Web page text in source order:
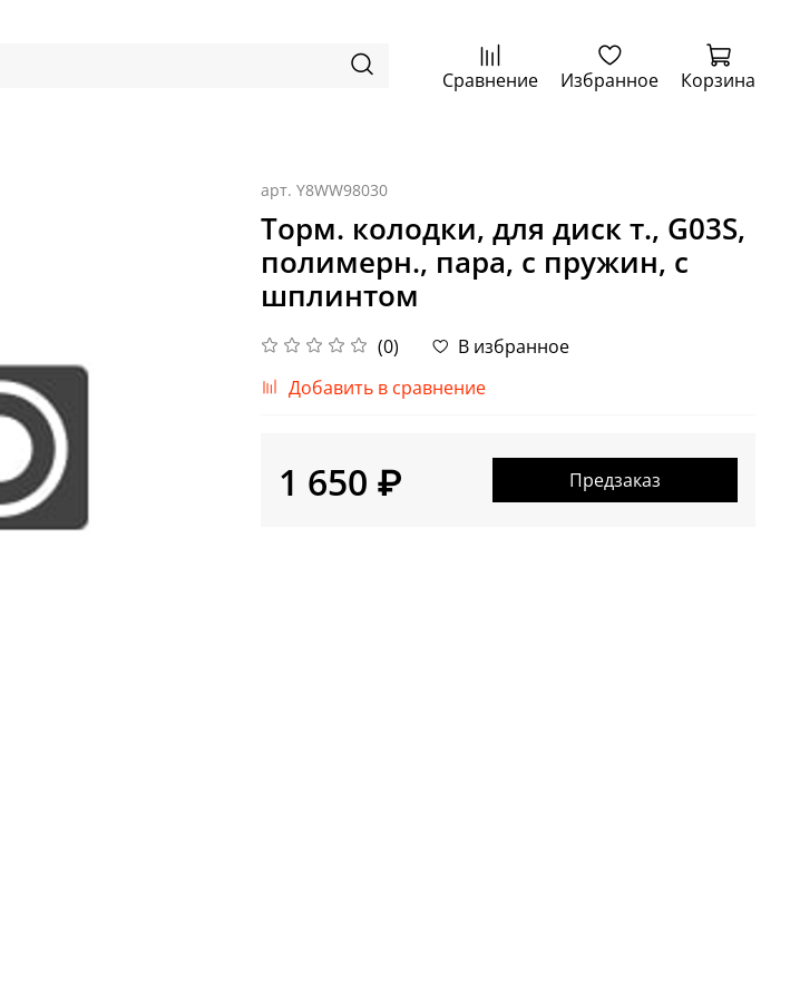
Сравнение Избранное Корзина
арт. Y8WW98030
Торм. колодки, для диск т., G03S,
полимерн., пара, с пружин, с
шплинтом
(0)
В избранное
Добавить в сравнение
1 650 ₽ Предзаказ